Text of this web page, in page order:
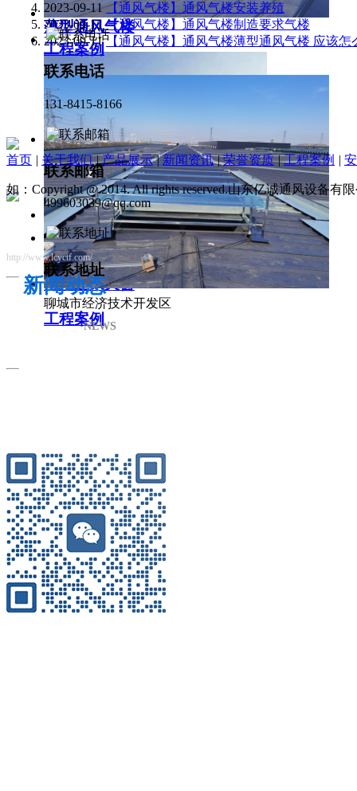
薄型通风气楼
薄型通风天窗
工程案例
工程案例
2023-09-11 【通风气楼】通风气楼安装养殖
2023-09-11 【通风气楼】通风气楼制造要求气楼
2023-09-11 【通风气楼】通风气楼薄型通风气楼 应该怎
新闻动态
NEWS
联系电话
131-8415-8166
联系邮箱
499603039@qq.com
联系地址
聊城市经济技术开发区
http://www.lcyctf.com/
首页 | 关于我们 | 产品展示 | 新闻资讯 | 荣誉资质 | 工程案例 |
如：Copyright @ 2014. All rights reserved.山东亿诚通风设备有